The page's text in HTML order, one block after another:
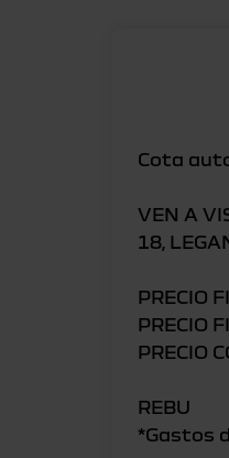
Cota
VEN A
18,
PRECIO
PRECIO
PRECIO
REBU
*Gastos